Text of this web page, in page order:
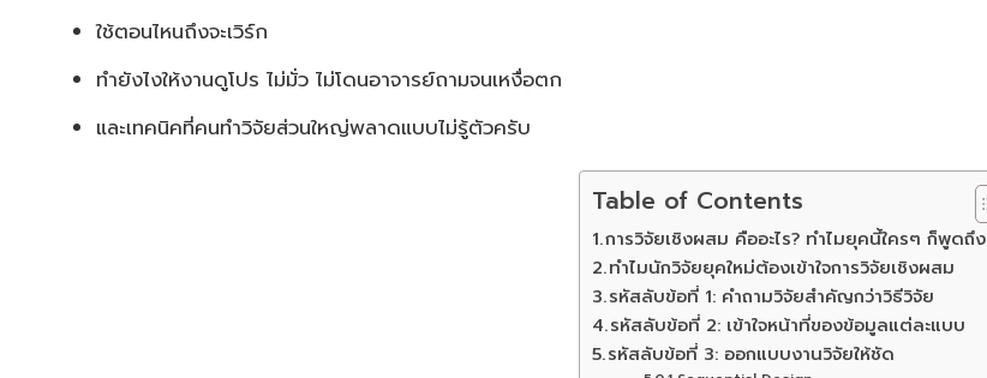
ใช้ตอนไหนถึงจะเวิร์ก
ทำยังไงให้งานดูโปร ไม่มั่ว ไม่โดนอาจารย์ถามจนเหงื่อตก
และเทคนิคที่คนทำวิจัยส่วนใหญ่พลาดแบบไม่รู้ตัวครับ
Table of Contents
การวิจัยเชิงผสม คืออะไร? ทำไมยุคนี้ใครๆ ก็พูดถึง
ทำไมนักวิจัยยุคใหม่ต้องเข้าใจการวิจัยเชิงผสม
รหัสลับข้อที่ 1: คำถามวิจัยสำคัญกว่าวิธีวิจัย
รหัสลับข้อที่ 2: เข้าใจหน้าที่ของข้อมูลแต่ละแบบ
รหัสลับข้อที่ 3: ออกแบบงานวิจัยให้ชัด